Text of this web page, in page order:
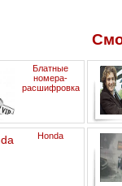
Блатные
номера-
расшифровка
Honda